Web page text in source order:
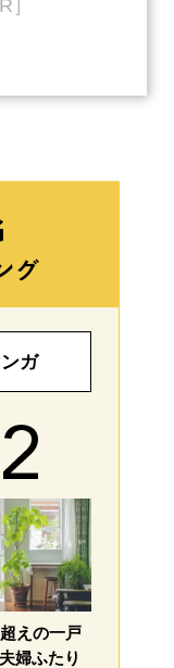
］
ガ
えの一戸
婦ふたり